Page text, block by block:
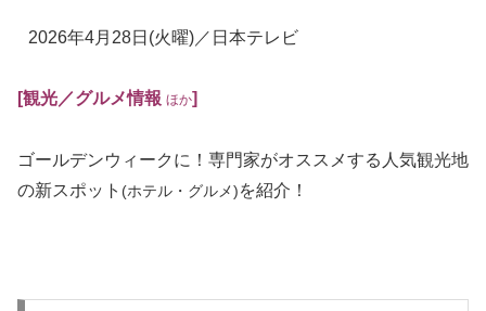
2026年4月28日 (火曜) ／日本テレビ
[観光／グルメ情報 ほか]
ゴールデンウィークに！専門家がオススメする人気観光地
の新スポット (ホテル・グルメ)を紹介！